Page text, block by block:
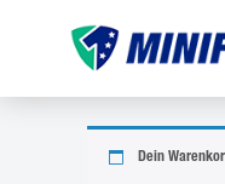
Dein